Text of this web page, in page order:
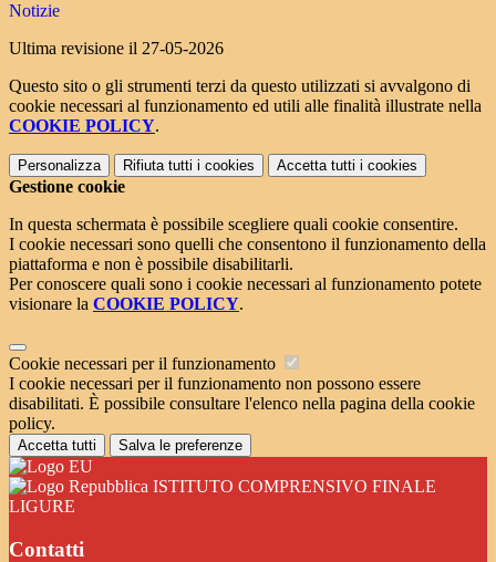
Notizie
Ultima revisione il 27-05-2026
Questo sito o gli strumenti terzi da questo utilizzati si avvalgono di
cookie necessari al funzionamento ed utili alle finalità illustrate nella
COOKIE POLICY.
Personalizza Rifiuta tutti i cookies Accetta tutti i cookies
Gestione cookie
In questa schermata è possibile scegliere quali cookie consentire.
I cookie necessari sono quelli che consentono il funzionamento della
piattaforma e non è possibile disabilitarli.
Per conoscere quali sono i cookie necessari al funzionamento potete
visionare la COOKIE POLICY.
Cookie necessari per il funzionamento
I cookie necessari per il funzionamento non possono essere
disabilitati. È possibile consultare l'elenco nella pagina della cookie
policy.
Accetta tutti Salva le preferenze
ISTITUTO COMPRENSIVO FINALE
LIGURE
Contatti